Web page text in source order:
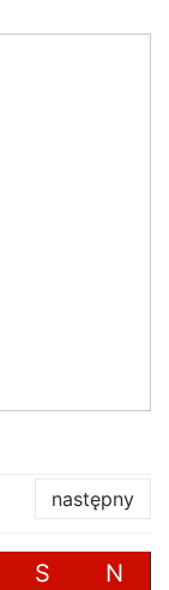
następny
S N